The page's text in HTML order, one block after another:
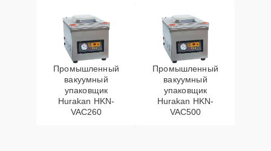
Промышленный
вакуумный
упаковщик
Hurakan HKN-
VAC260
Промышленный
вакуумный
упаковщик
Hurakan HKN-
VAC500